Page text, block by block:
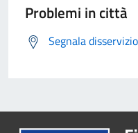
Problemi in città
Segnala disservizio